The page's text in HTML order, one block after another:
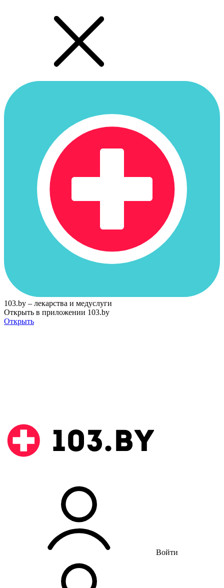
103.by – лекарства и медуслуги
Открыть в приложении 103.by
Открыть
Войти